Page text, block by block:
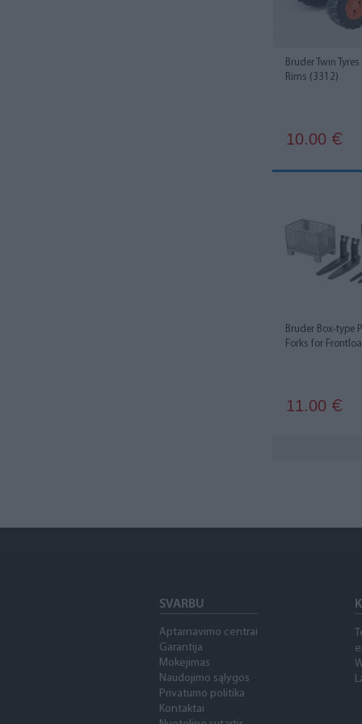
2
1
Bruder Twin
Rims (3312)
10.00 €
Bruder Box-type
Forks for
11.00 €
SVARBU
Aptarnavimo centrai
Garantija
Mokėjimas
Naudojimo sąlygos
Privatumo politika
Kontaktai